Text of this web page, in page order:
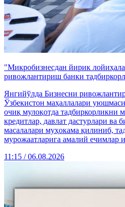
"Микробизнесдан йирик
ривожлантириш банки
Янгийўлда Бизнесни
Ўзбекистон маҳаллалари
очиқ мулоқотда тадбиркорликни
кредитлар, давлат дастурлари ва
масалалари муҳокама қилиниб,
мурожаатларига амалий ечимлар
11:15 / 06.08.2026